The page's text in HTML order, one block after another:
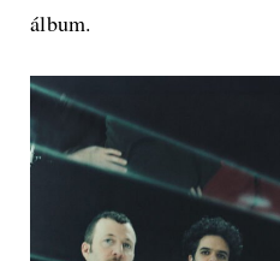
álbum.